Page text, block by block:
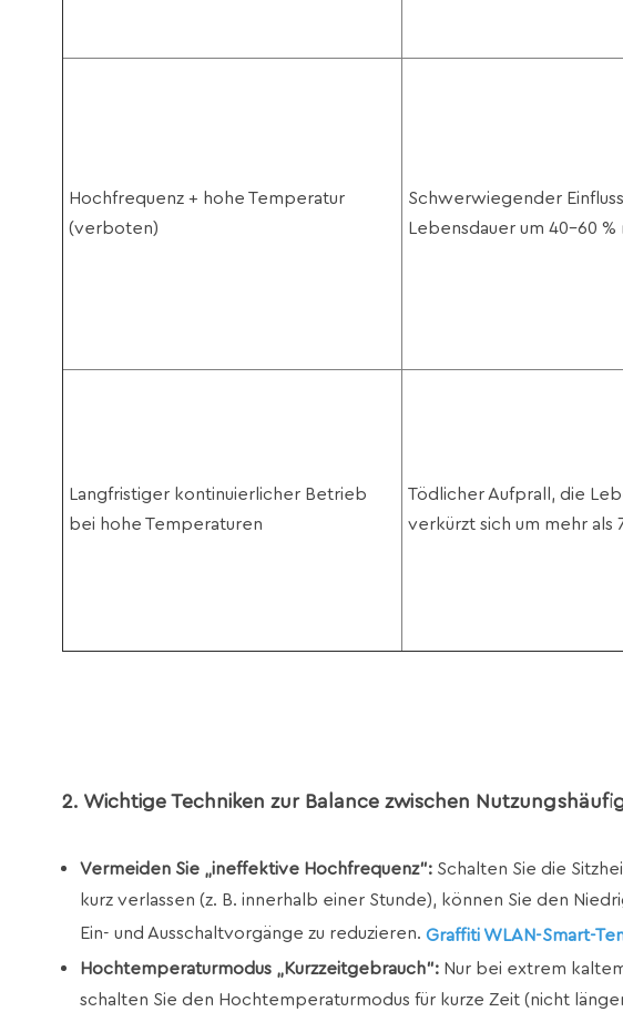
Hochfrequenz + hohe Temperatur
(verboten)
Schwerwiegender
Lebensdauer um 40–60
Langfristiger kontinuierlicher Betrieb
bei hohe Temperaturen
Tödlicher Aufprall, die
verkürzt sich um mehr als
2. Wichtige Techniken zur Balance zwischen
Vermeiden Sie „ineffektive Hochfrequenz“:Schalten Sie die
kurz verlassen (z. B. innerhalb einer Stunde), können Sie den
Ein- und Ausschaltvorgänge zu reduzieren. Graffiti WLAN-Smart-
Hochtemperaturmodus „Kurzzeitgebrauch“: Nur bei extrem
schalten Sie den Hochtemperaturmodus für kurze Zeit (nicht